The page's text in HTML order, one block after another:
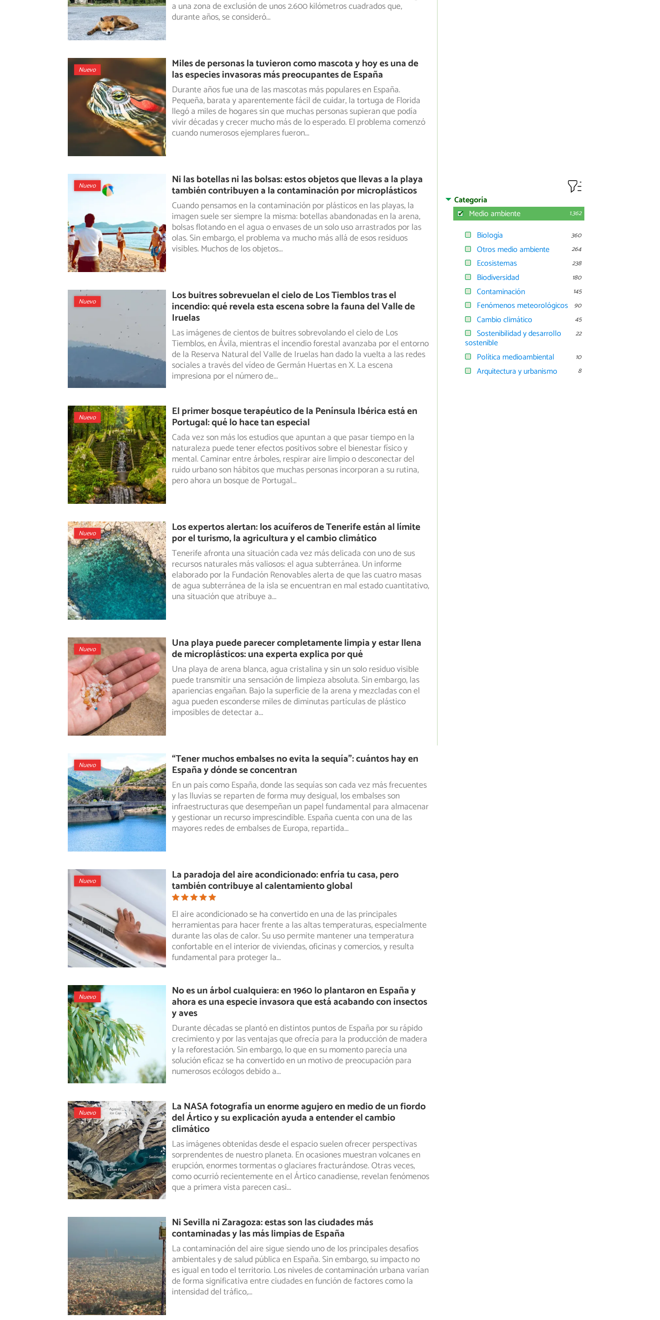
a una zona de exclusión de unos 2.600 kilómetros cuadrados que,
durante años, se consideró...
Miles de personas la tuvieron como mascota y hoy es una de
las especies invasoras más preocupantes de España
Nuevo
Durante años fue una de las mascotas más populares en España.
Pequeña, barata y aparentemente fácil de cuidar, la tortuga de Florida
llegó a miles de hogares sin que muchas personas supieran que podía
vivir décadas y crecer mucho más de lo esperado. El problema comenzó
cuando numerosos ejemplares fueron...
Ni las botellas ni las bolsas: estos objetos que llevas a la playa
también contribuyen a la contaminación por microplásticos
Nuevo
Cuando pensamos en la contaminación por plásticos en las playas, la
imagen suele ser siempre la misma: botellas abandonadas en la arena,
bolsasflotando en el agua o envases de un solo uso arrastrados por las
olas. Sin embargo, el problema va mucho más allá de esos residuos
visibles. Muchos de los objetos...
Los buitres sobrevuelan el cielo de Los Tiemblos tras el
incendio: qué revela esta escena sobre la fauna del Valle de
Iruelas
Nuevo
Las imágenes de cientos de buitres sobrevolando el cielo de Los
Tiemblos, en Ávila, mientras el incendio forestal avanzaba por el entorno
de la Reserva Natural del Valle de Iruelas han dado la vuelta a las redes
sociales a través del vídeo de Germán Huertas en X. La escena
impresiona por el número de...
El primer bosque terapéutico de la Península Ibérica está en
Portugal: qué lo hace tan especial
Nuevo
Cada vez son más los estudios que apuntan a que pasar tiempo en la
naturaleza puede tener efectos positivos sobre el bienestar físico y
mental.Caminar entre árboles, respirar aire limpio o desconectar del
ruido urbano son hábitos que muchas personas incorporan a su rutina,
pero ahora un bosque de Portugal...
Los expertos alertan: los acuíferos de Tenerife están al límite
por el turismo, la agricultura y el cambio climático
Nuevo
Tenerife afronta una situación cada vez más delicada con uno de sus
recursos naturales más valiosos: el agua subterránea. Un informe
elaboradopor la Fundación Renovables alerta de que las cuatro masas
de agua subterránea de la isla se encuentran en mal estado cuantitativo,
una situación que atribuye a...
Una playa puede parecer completamente limpia y estar llena
de microplásticos: una experta explica por qué
Nuevo
Una playa de arena blanca, agua cristalina y sin un solo residuo visible
puede transmitir una sensación de limpieza absoluta. Sin embargo, las
apariencias engañan. Bajo la superficie de la arena y mezcladas con el
agua pueden esconderse miles de diminutas partículas de plástico
imposibles de detectar a...
“Tener muchos embalses no evita la sequía”: cuántos hay en
España y dónde se concentran
Nuevo
En un país como España, donde las sequías son cada vez más frecuentes
y las lluvias se reparten de forma muy desigual, los embalses son
infraestructurasque desempeñan un papel fundamental para almacenar
y gestionar un recurso imprescindible. España cuenta con una de las
mayores redes de embalses de Europa, repartida...
La paradoja del aire acondicionado: enfría tu casa, pero
también contribuye al calentamiento global
Nuevo
El aire acondicionado se ha convertido en una de las principales
herramientas para hacer frente a las altas temperaturas, especialmente
durante las olas de calor. Su uso permite mantener una temperatura
confortable en el interior de viviendas, oficinas y comercios, y resulta
fundamental para proteger la...
No es un árbol cualquiera: en 1960 lo plantaron en España y
ahora es una especie invasora que está acabando con insectos
y aves
Nuevo
Durante décadas se plantó en distintos puntos de España por su rápido
crecimiento y por las ventajas que ofrecía para la producción de madera
y la reforestación. Sin embargo, lo que en su momento parecía una
solución eficaz se ha convertido en un motivo de preocupación para
numerosos ecólogos debido a...
La NASA fotografía un enorme agujero en medio de un fiordo
del Ártico y su explicación ayuda a entender el cambio
climático
Nuevo
Las imágenes obtenidas desde el espacio suelen ofrecer perspectivas
sorprendentes de nuestro planeta. En ocasiones muestran volcanes en
erupción,enormes tormentas o glaciares fracturándose. Otras veces,
como ocurrió recientemente en el Ártico canadiense, revelan fenómenos
que a primera vista parecen casi...
Ni Sevilla ni Zaragoza: estas son las ciudades más
contaminadas y las más limpias de España
La contaminación del aire sigue siendo uno de los principales desafíos
ambientales y de salud pública en España. Sin embargo, su impacto no
es igual en todo el territorio. Los niveles de contaminación urbana varían
de forma significativa entre ciudades en función de factores como la
intensidad del tráfico,...
Categoría
Medio ambiente
1.362
Biología 360
Otros medio ambiente 264
Ecosistemas 238
Biodiversidad 180
Contaminación 145
Fenómenos meteorológicos 90
Cambio climático 45
Sostenibilidad y desarrollo
sostenible
22
Política medioambiental 10
Arquitectura y urbanismo 8